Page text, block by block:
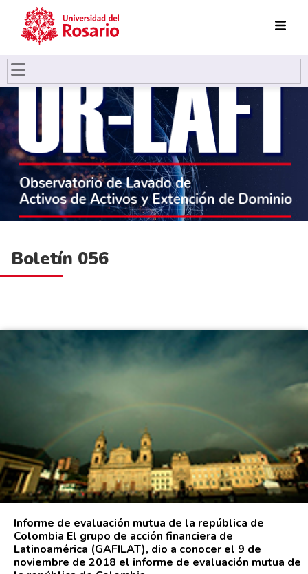
Pasar al contenido principal
Boletín 056
Informe de evaluación mutua de la república de
Colombia El grupo de acción financiera de
Latinoamérica (GAFILAT), dio a conocer el 9 de
noviembre de 2018 el informe de evaluación mutua de